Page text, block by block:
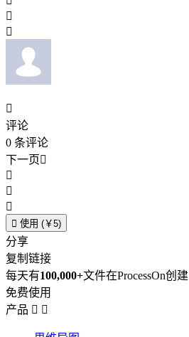



评论
0 条评论
下一页



 使用 (￥5)
分享
复制链接
每天有100,000+文件在ProcessOn创建
免费使用
产品  